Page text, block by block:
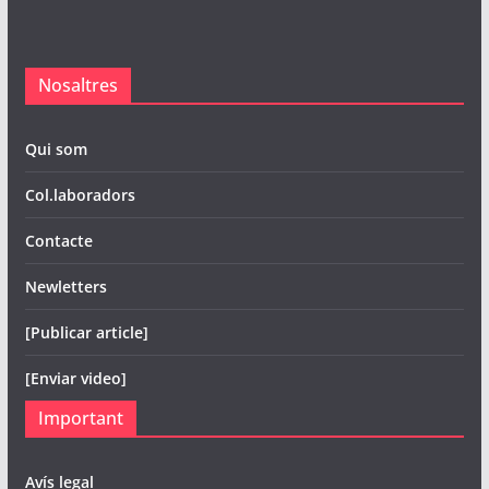
Nosaltres
Qui som
Col.laboradors
Contacte
Newletters
[Publicar article]
[Enviar video]
Important
Avís legal